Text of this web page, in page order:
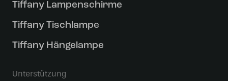
Tiffany Lampenschirme
Tiffany Tischlampe
Tiffany Hängelampe
Unterstützung